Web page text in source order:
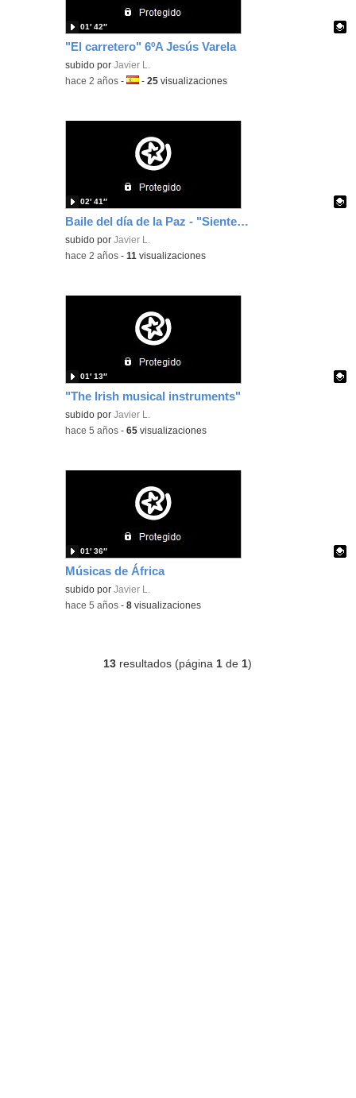
"El carretero" 6ºA Jesús Varela
Contenido educativo.
subido porJavier L.
01′ 42″
-hace 2 años -Idioma:
-25 visualizaciones
Baile del día de la Paz - "Siente la Paz"
Contenido educativo.
subido porJavier L.
02′ 41″
-hace 2 años -11 visualizaciones
"The Irish musical instruments"
Contenido educativo.
subido porJavier L.
01′ 13″
-hace 5 años -65 visualizaciones
Músicas de África
Contenido educativo.
subido porJavier L.
01′ 36″
-hace 5 años -8 visualizaciones
13 resultados (página 1 de 1)